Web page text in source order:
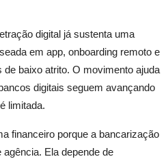
digital já sustenta uma
em app, onboarding remoto e
de baixo atrito. O movimento ajuda
digitais seguem avançando
limitada.
financeiro porque a bancarização
Ela depende de